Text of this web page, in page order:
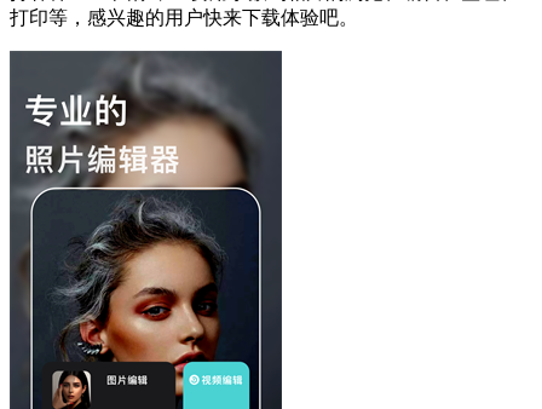
打印等，感兴趣的用户快来下载体验吧。